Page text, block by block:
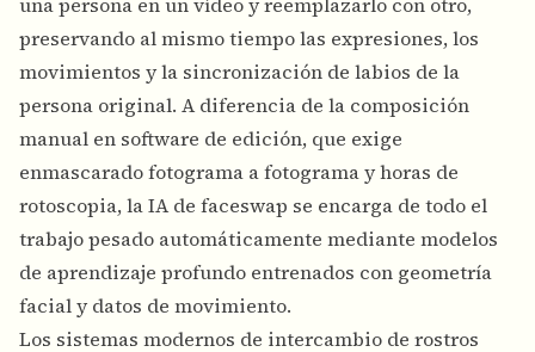
preservando al mismo tiempo las expresiones, los
movimientos y la sincronización de labios de la
persona original. A diferencia de la composición
manual en software de edición, que exige
enmascarado fotograma a fotograma y horas de
rotoscopia, la IA de faceswap se encarga de todo el
trabajo pesado automáticamente mediante modelos
de aprendizaje profundo entrenados con geometría
facial y datos de movimiento.
Los sistemas modernos de intercambio de rostros